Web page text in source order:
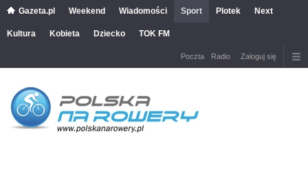
Gazeta.pl Weekend Wiadomości Sport Plotek Next
Kultura Kobieta Dziecko TOK FM
Poczta Radio Zaloguj się